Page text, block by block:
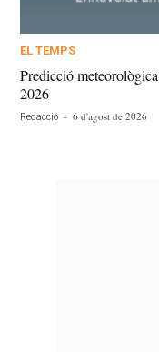
EL TEMPS
Predicció
2026
Redacció - 6 d'agost de 2026